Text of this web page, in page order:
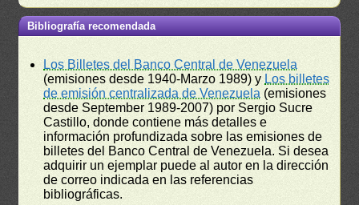
Bibliografía recomendada
Los Billetes del Banco Central de Venezuela
(emisiones desde 1940-Marzo 1989) y Los billetes
de emisión centralizada de Venezuela (emisiones
desde September 1989-2007) por Sergio Sucre
Castillo, donde contiene más detalles e
información profundizada sobre las emisiones de
billetes del Banco Central de Venezuela. Si desea
adquirir un ejemplar puede al autor en la dirección
de correo indicada en las referencias
bibliográficas.